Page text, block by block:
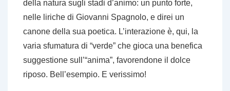
della natura sugli stadi d’animo: un punto forte,
nelle liriche di Giovanni Spagnolo, e direi un
canone della sua poetica. L’interazione è, qui, la
varia sfumatura di “verde” che gioca una benefica
suggestione sull’“anima”, favorendone il dolce
riposo. Bell’esempio. E verissimo!